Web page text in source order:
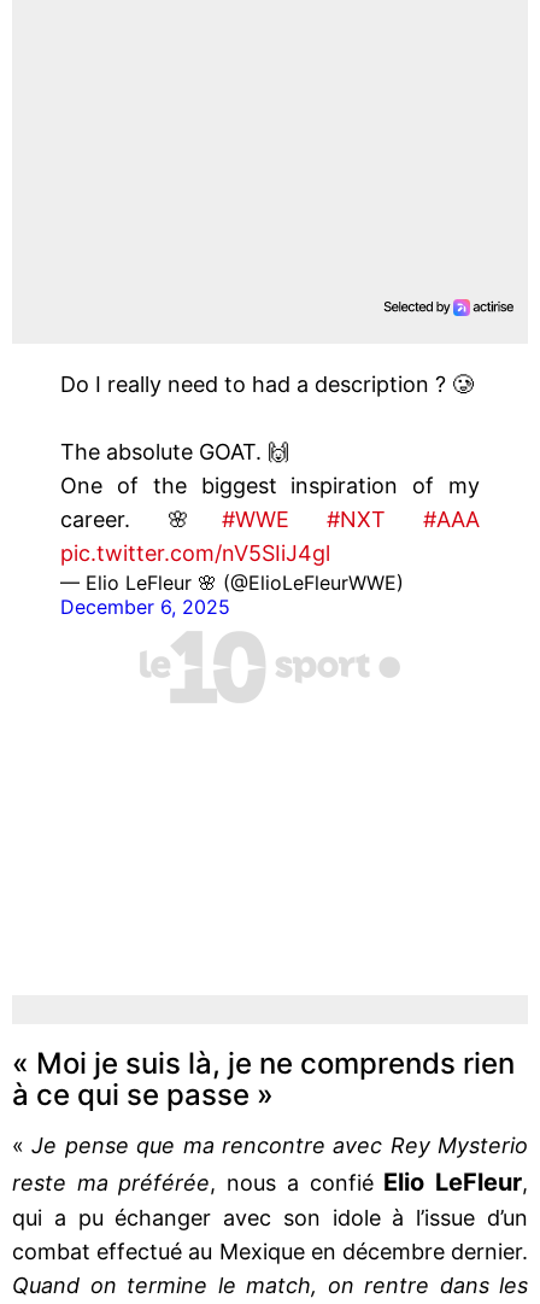
Do I really need to had a description ? 🥲
The absolute GOAT. 🙌
One of the biggest inspiration of my
career. 🌸 #WWE #NXT
#AAA
pic.twitter.com/nV5SIiJ4gl
— Elio LeFleur 🌸 (@ElioLeFleurWWE)
December 6, 2025
« Moi je suis là, je ne comprends rien
à ce qui se passe »
«Je pense que ma rencontre avec Rey Mysterio
reste ma préférée, nous a confié Elio LeFleur,
qui a pu échanger avec son idole à l’issue d’un
combat effectué au Mexique en décembre dernier.
Quand on termine le match, on rentre dans les